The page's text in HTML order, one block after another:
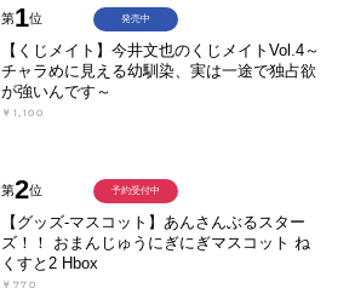
第1位
【くじメイト】今井文也のくじメイトVol.4～
チャラめに見える幼馴染、実は一途で独占欲
が強いんです～
￥1,100
発売中
第2位
【グッズ-マスコット】あんさんぶるスター
ズ！！ おまんじゅうにぎにぎマスコット ね
くすと2 Hbox
￥770
予約受付中